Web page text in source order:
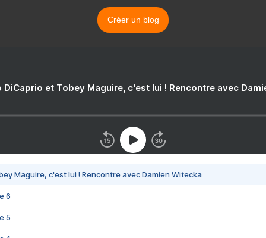
Créer un blog
DiCaprio et Tobey Maguire, c'est lui ! Rencontre avec
Maguire, c'est lui ! Rencontre avec Damien Witecka
6
5